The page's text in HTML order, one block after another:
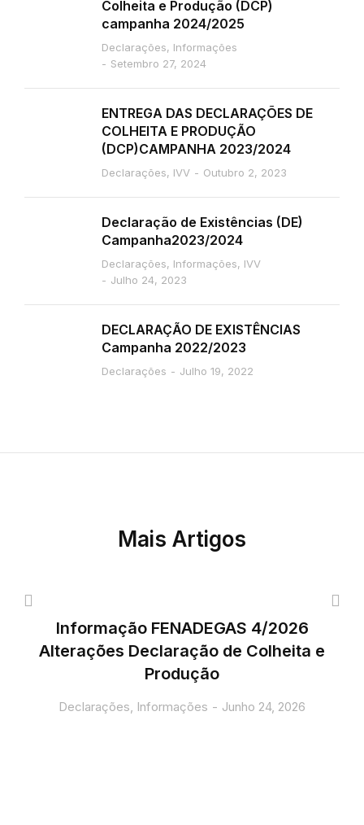
Colheita e Produção (DCP)
campanha 2024/2025
Declarações, Informações
Setembro 27, 2024
ENTREGA DAS DECLARAÇÕES DE
COLHEITA E PRODUÇÃO
(DCP)CAMPANHA 2023/2024
Declarações, IVV Outubro 2, 2023
Declaração de Existências (DE)
Campanha2023/2024
Declarações, Informações, IVV
Julho 24, 2023
DECLARAÇÃO DE EXISTÊNCIAS
Campanha 2022/2023
Declarações Julho 19, 2022
Mais Artigos
Informação FENADEGAS 4/2026
Alterações Declaração de Colheita e
Produção
Declarações, Informações Junho 24, 2026